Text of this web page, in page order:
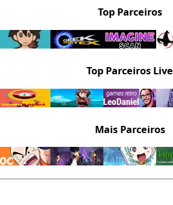
Top Parceiros
Top Parceiros Live
Mais Parceiros